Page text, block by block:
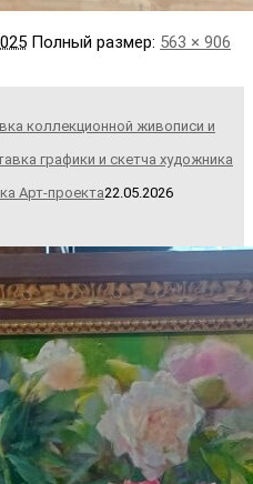
Полный размер: 563 × 906
коллекционной живописи и
графики и скетча художника
Арт-проекта22.05.2026